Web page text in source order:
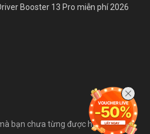
Booster 13 Pro miễn phí 2026
bạn chưa từng được học trên ghế